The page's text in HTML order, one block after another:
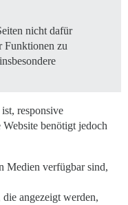
nicht dafür
Funktionen zu
responsive
benötigt jedoch
Medien verfügbar sind,
angezeigt werden,